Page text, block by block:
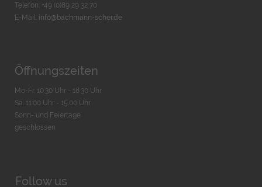
Telefon: +49 (0)89 29 32 70
E-Mail: info@bachmann-scher.de
Öffnungszeiten
Mo-Fr. 10:30 Uhr - 18:30 Uhr
Sa. 11:00 Uhr - 15.00 Uhr
Sonn- und Feiertage
geschlossen
Follow us